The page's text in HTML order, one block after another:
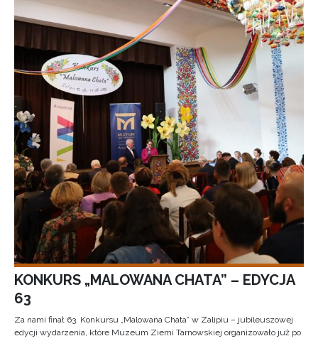
KONKURS „MALOWANA CHATA” – EDYCJA
63
Za nami finał 63. Konkursu „Malowana Chata” w Zalipiu – jubileuszowej
edycji wydarzenia, które Muzeum Ziemi Tarnowskiej organizowało już po